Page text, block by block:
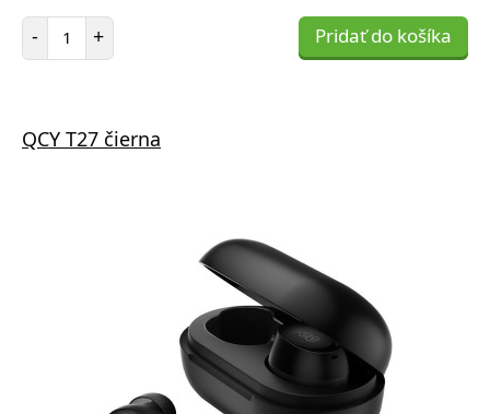
- Počet položiek
+ Pridať do košíka
QCY T27 čierna